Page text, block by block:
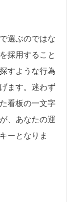
選ぶのではな
採用すること
すような行為
ます。迷わず
看板の一文字
、あなたの運
ーとなりま